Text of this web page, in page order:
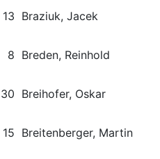
13 Braziuk, Jacek
8 Breden, Reinhold
30 Breihofer, Oskar
15 Breitenberger, Martin